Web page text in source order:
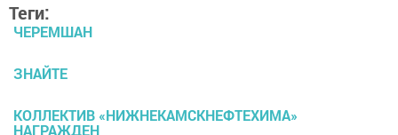
Теги:
ЧЕРЕМШАН
ЗНАЙТЕ
КОЛЛЕКТИВ «НИЖНЕКАМСКНЕФТЕХИМА»
НАГРАЖДЕН